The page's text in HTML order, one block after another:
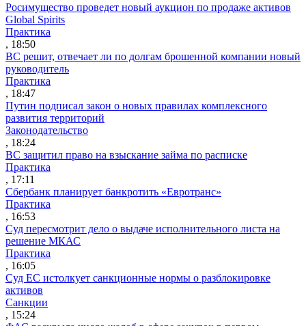
Росимущество проведет новый аукцион по продаже активов
Global Spirits
Практика
, 18:50
ВС решит, отвечает ли по долгам брошенной компании новый
руководитель
Практика
, 18:47
Путин подписал закон о новых правилах комплексного
развития территорий
Законодательство
, 18:24
ВС защитил право на взыскание займа по расписке
Практика
, 17:11
Сбербанк планирует банкротить «Евротранс»
Практика
, 16:53
Суд пересмотрит дело о выдаче исполнительного листа на
решение МКАС
Практика
, 16:05
Суд ЕС истолкует санкционные нормы о разблокировке
активов
Санкции
, 15:24